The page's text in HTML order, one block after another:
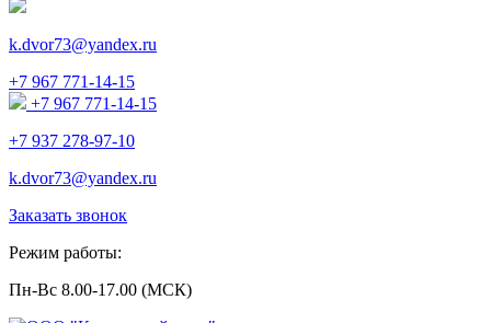
k.dvor73@yandex.ru
+7 967 771-14-15
+7 967 771-14-15
+7 937 278-97-10
k.dvor73@yandex.ru
Заказать звонок
Режим работы:
Пн-Вс 8.00-17.00 (МСК)